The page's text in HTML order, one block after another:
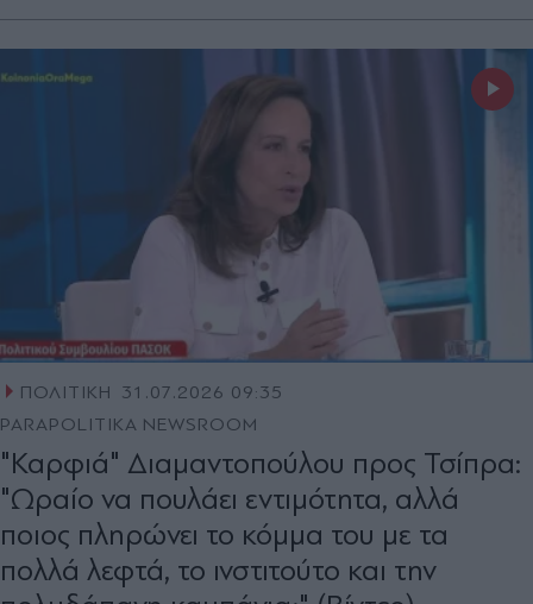
ΠΟΛΙΤΙΚΗ
31.07.2026 09:35
PARAPOLITIKA NEWSROOM
"Καρφιά" Διαμαντοπούλου προς Τσίπρα:
"Ωραίο να πουλάει εντιμότητα, αλλά
ποιος πληρώνει το κόμμα του με τα
πολλά λεφτά, το ινστιτούτο και την